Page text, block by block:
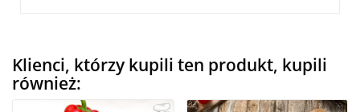
Klienci, którzy kupili ten produkt, kupili
również: